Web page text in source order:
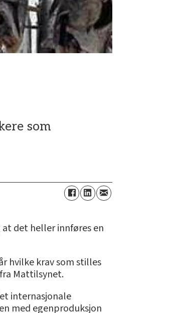
som
det heller innføres en
hvilke krav som stilles
Mattilsynet.
internasjonale
med egenproduksjon